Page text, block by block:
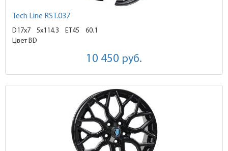
Tech Line RST.037
D17x7 5x114.3 ET45
60.1
Цвет BD
10 450 руб.